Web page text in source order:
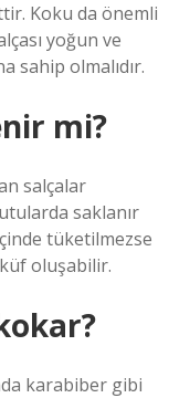
Koku da önemli
yoğun ve
sahip olmalıdır.
mi?
salçalar
saklanır
tüketilmezse
oluşabilir.
karabiber gibi